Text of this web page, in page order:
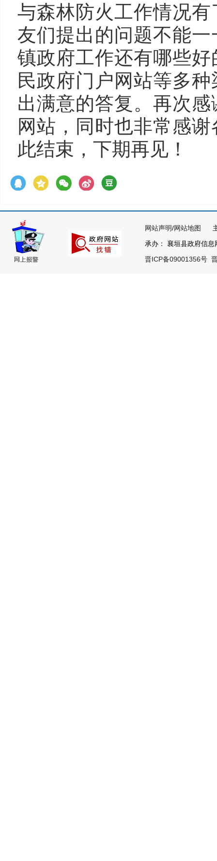
与森林防火工作情况
友们提出的问题不能
镇政府工作还有哪些
民政府门户网站等多
出满意的答复。再次
网站，同时也非常感
此结束，下期再见！
网站声明/网站地图
主
承办： 襄垣县政府信
晋ICP备09001356号